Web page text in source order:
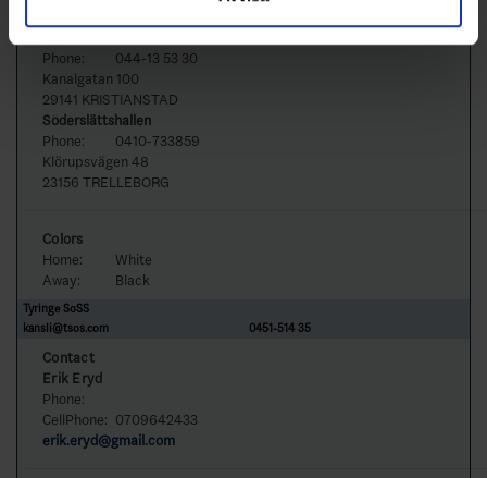
Phone:
044-13 53 30
Kanalgatan 100
29141 KRISTIANSTAD
Söderslättshallen
Phone:
0410-733859
Klörupsvägen 48
23156 TRELLEBORG
Colors
Home:
White
Away:
Black
Tyringe SoSS
kansli@tsos.com
0451-514 35
Contact
Erik Eryd
Phone:
CellPhone: 0709642433
erik.eryd@gmail.com